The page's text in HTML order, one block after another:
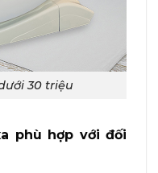
30 triệu
phù hợp với đối